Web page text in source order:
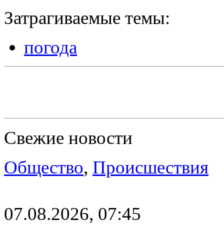
Затрагиваемые темы:
погода
Свежие новости
Общество, Происшествия
07.08.2026, 07:45